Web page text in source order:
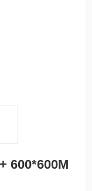
600*600M